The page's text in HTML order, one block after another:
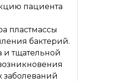
пациента
пластмассы
бактерий.
и тщательной
заболеваний